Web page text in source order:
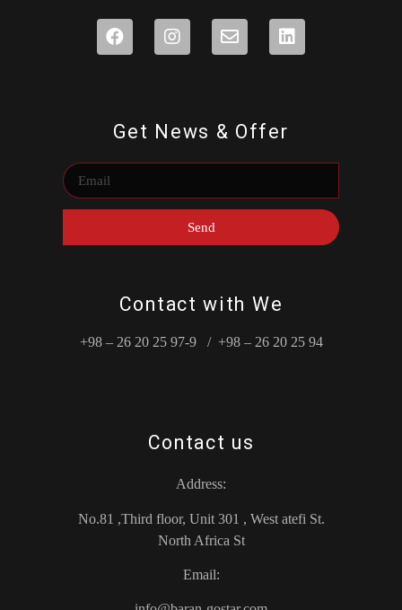
Get News & Offer
Send
Contact with We
+98 – 26 20 25 97-9 / +98 – 26 20 25 94
Contact us
Address:
No.81 ,Third floor, Unit 301 , West atefi St.
North Africa St
Email: